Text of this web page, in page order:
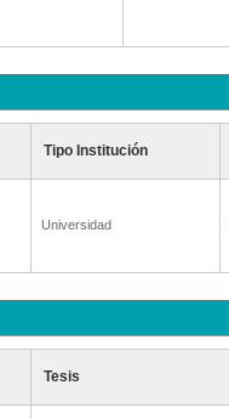
Tipo Institución
Universidad
Tesis